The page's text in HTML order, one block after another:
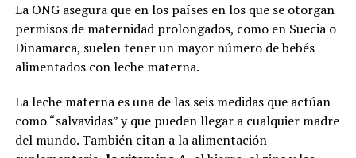
La ONG asegura que en los países en los que se otorgan
permisos de maternidad prolongados, como en Suecia o
Dinamarca, suelen tener un mayor número de bebés
alimentados con leche materna.
La leche materna es una de las seis medidas que actúan
como “salvavidas” y que pueden llegar a cualquier madre
del mundo. También citan a la alimentación